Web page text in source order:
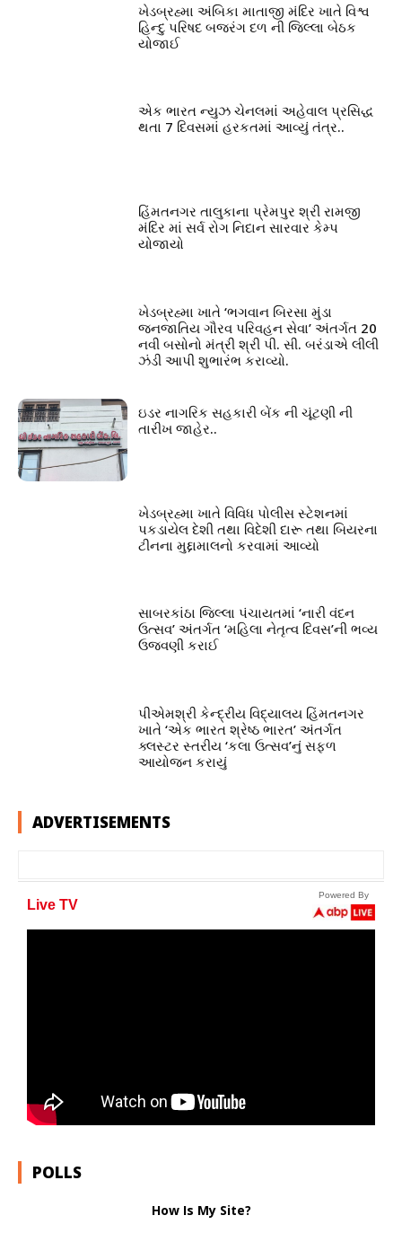
ખેડબ્રહ્મા અંબિકા માતાજી મંદિર ખાતે વિશ્વ
હિન્દુ પરિષદ બજરંગ દળ ની જિલ્લા બેઠક
યોજાઈ
એક ભારત ન્યુઝ ચેનલમાં અહેવાલ પ્રસિદ્ધ
થતા 7 દિવસમાં હરકતમાં આવ્યું તંત્ર..
હિંમતનગર તાલુકાના પ્રેમપુર શ્રી રામજી
મંદિર માં સર્વ રોગ નિદાન સારવાર કેમ્પ
યોજાયો
ખેડબ્રહ્મા ખાતે ‘ભગવાન બિરસા મુંડા
જનજાતિય ગૌરવ પરિવહન સેવા’ અંતર્ગત 20
નવી બસોનો મંત્રી શ્રી પી. સી. બરંડાએ લીલી
ઝંડી આપી શુભારંભ કરાવ્યો.
ઇડર નાગરિક સહકારી બેંક ની ચૂંટણી ની
તારીખ જાહેર..
ખેડબ્રહ્મા ખાતે વિવિધ પોલીસ સ્ટેશનમાં
પકડાયેલ દેશી તથા વિદેશી દારૂ તથા બિયરના
ટીનના મુદ્દામાલનો કરવામાં આવ્યો
સાબરકાંઠા જિલ્લા પંચાયતમાં ‘નારી વંદન
ઉત્સવ’ અંતર્ગત ‘મહિલા નેતૃત્વ દિવસ’ની ભવ્ય
ઉજવણી કરાઈ
પીએમશ્રી કેન્દ્રીય વિદ્યાલય હિંમતનગર
ખાતે ‘એક ભારત શ્રેષ્ઠ ભારત’ અંતર્ગત
ક્લસ્ટર સ્તરીય ‘કલા ઉત્સવ’નું સફળ
આયોજન કરાયું
ADVERTISEMENTS
POLLS
How Is My Site?